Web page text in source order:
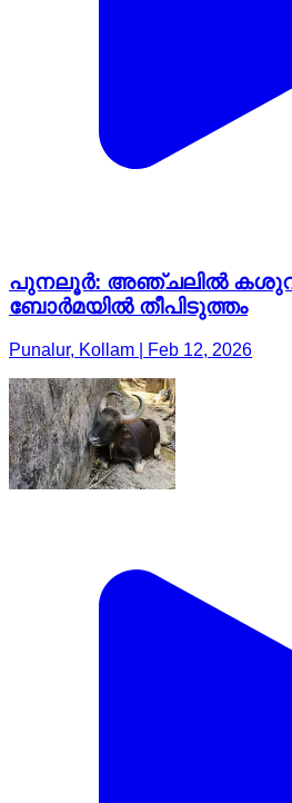
പുനലൂർ: അഞ്ചലിൽ
ബോർമയിൽ തീപിടുത്തം
Punalur, Kollam | Feb 12, 2026